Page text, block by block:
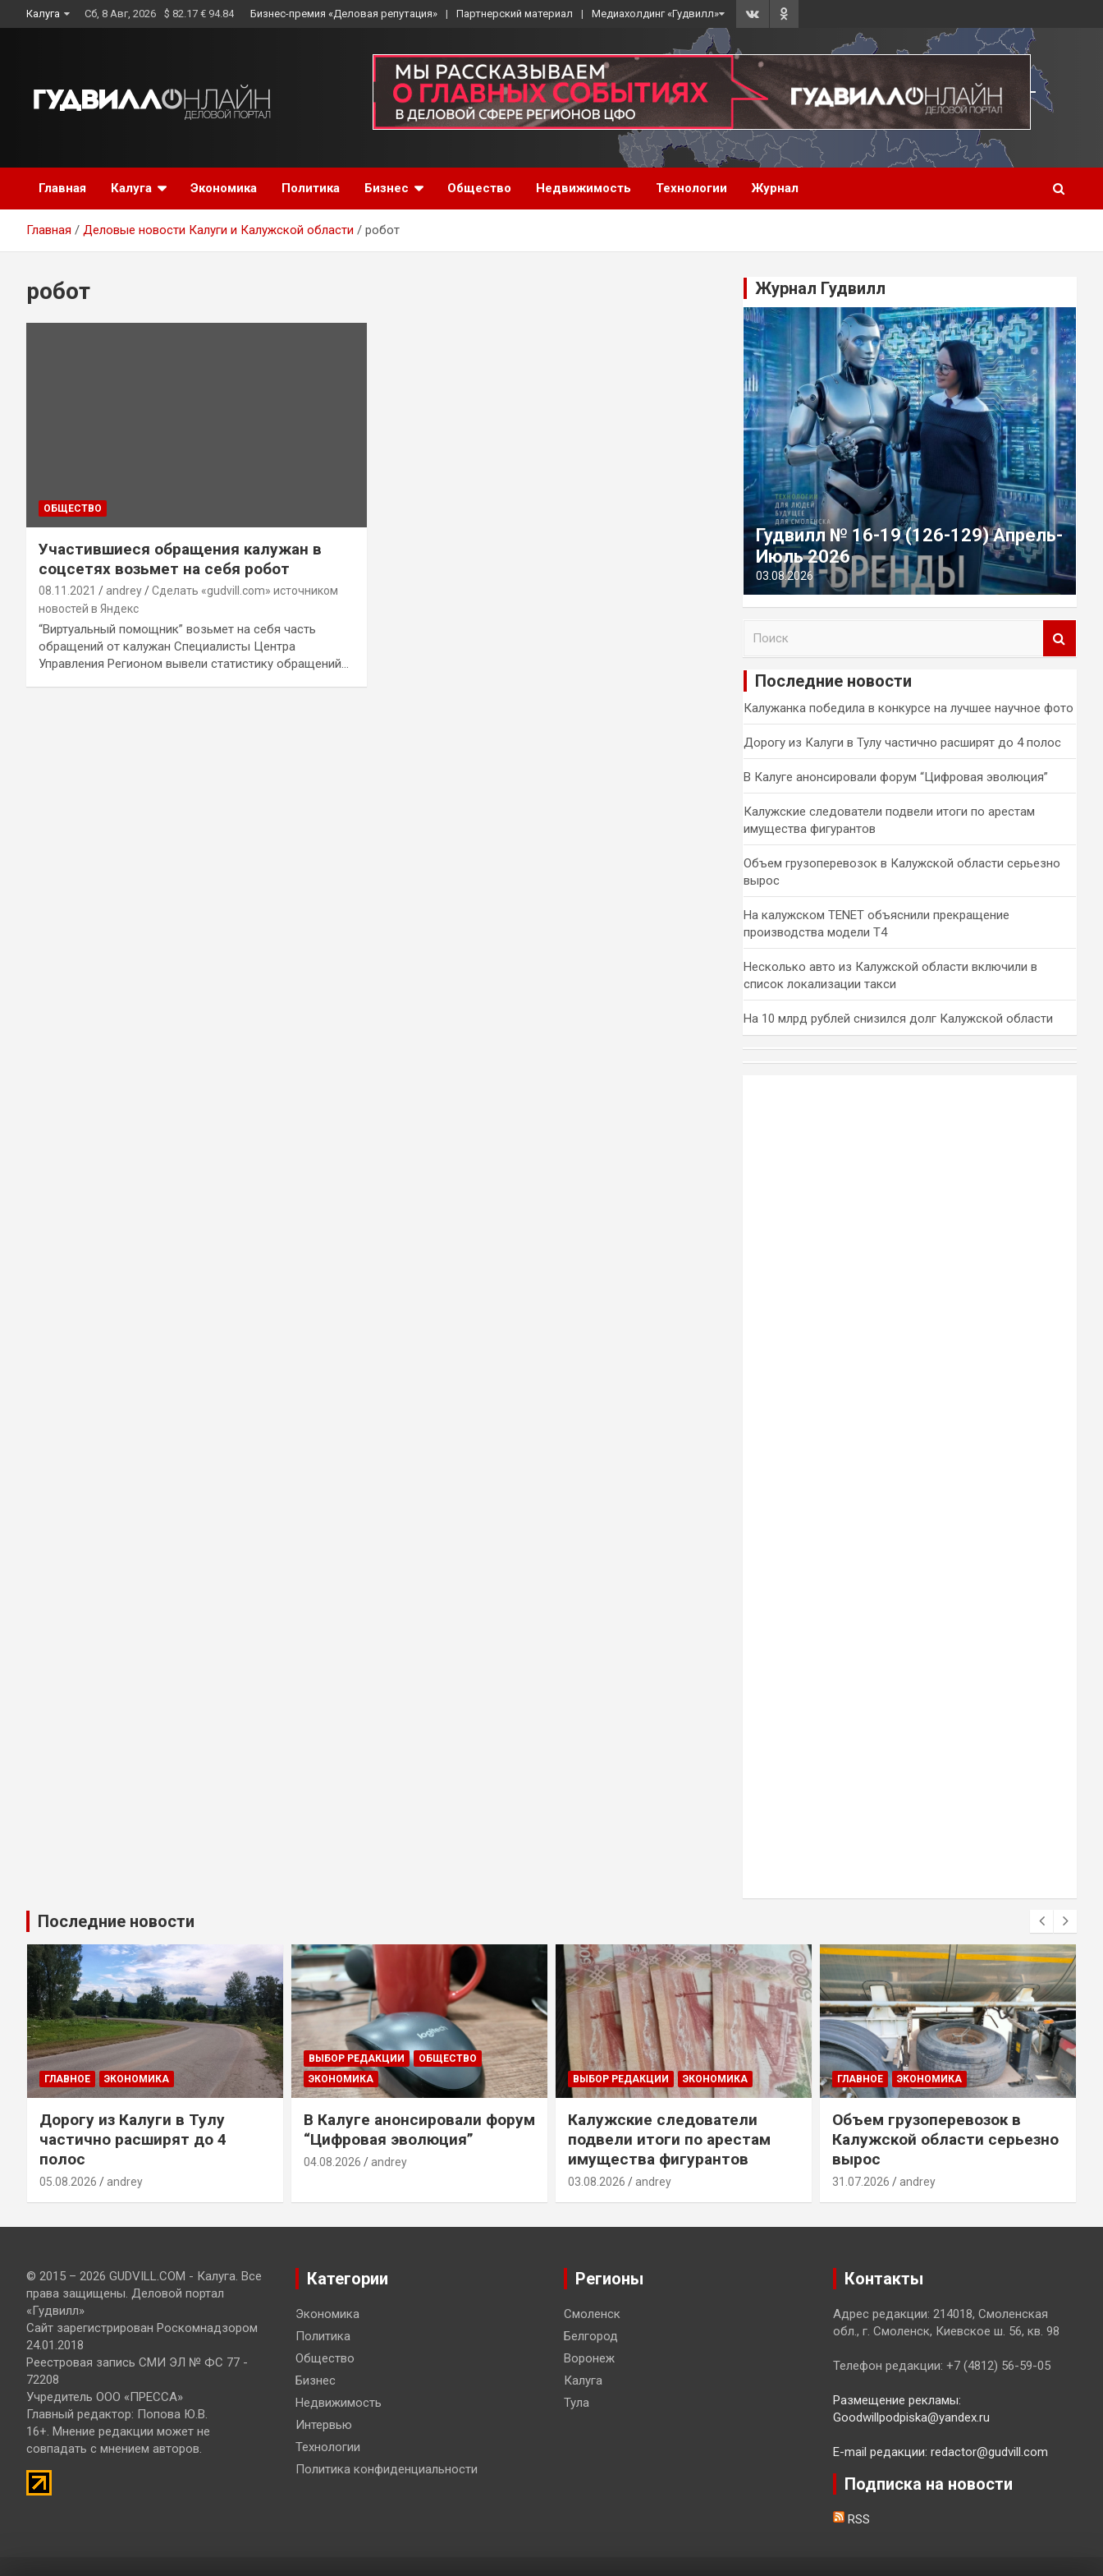
to
Калуга Сб, 8 Авг, 2026 $ 82.17 € 94.84 Бизнес-премия «Деловая репутация» Партнерский материал Медиахолдинг «Гудвилл»
Главная Калуга Экономика Политика Бизнес Общество Недвижимость Технологии Журнал
Главная Деловые новости Калуги и Калужской области робот
робот
ОБЩЕСТВО
Участившиеся обращения калужан в
соцсетях возьмет на себя робот
08.11.2021 andrey
Сделать «gudvill.com» источником
новостей в Яндекс
“Виртуальный помощник” возьмет на себя часть
обращений от калужан Специалисты Центра
Управления Регионом вывели статистику обращений…
Журнал Гудвилл
Гудвилл № 16-19 (126-129) Апрель-
Июль 2026
03.08.2026
и
Последние новости
Калужанка победила в конкурсе на лучшее научное фото
Дорогу из Калуги в Тулу частично расширят до 4 полос
В Калуге анонсировали форум “Цифровая эволюция”
Калужские следователи подвели итоги по арестам
имущества фигурантов
Объем грузоперевозок в Калужской области серьезно
вырос
На калужском TENET объяснили прекращение
производства модели T4
Несколько авто из Калужской области включили в
список локализации такси
На 10 млрд рублей снизился долг Калужской области
Последние новости
ГЛАВНОЕ ЭКОНОМИКА
Дорогу из Калуги в Тулу
частично расширят до 4
полос
05.08.2026 andrey
ВЫБОР РЕДАКЦИИ
ОБЩЕСТВО
ЭКОНОМИКА
В Калуге анонсировали форум
“Цифровая эволюция”
04.08.2026 andrey
ВЫБОР РЕДАКЦИИ ЭКОНОМИКА
Калужские следователи
подвели итоги по арестам
имущества фигурантов
03.08.2026 andrey
ГЛАВНОЕ ЭКОНОМИКА
Объем грузоперевозок в
Калужской области серьезно
вырос
31.07.2026 andrey
© 2015 – 2026 GUDVILL.COM - Калуга. Все
права защищены. Деловой портал
«Гудвилл»
Сайт зарегистрирован Роскомнадзором
24.01.2018
Реестровая запись СМИ ЭЛ № ФС 77 -
72208
Учредитель ООО «ПРЕССА»
Главный редактор: Попова Ю.В.
16+. Мнение редакции может не
совпадать с мнением авторов.
Категории
Экономика
Политика
Общество
Бизнес
Недвижимость
Интервью
Технологии
Политика конфиденциальности
Регионы
Смоленск
Белгород
Воронеж
Калуга
Тула
Контакты
Адрес редакции: 214018, Смоленская
обл., г. Смоленск, Киевское ш. 56, кв. 98
Телефон редакции: +7 (4812) 56-59-05
Размещение рекламы:
Goodwillpodpiska@yandex.ru
E-mail редакции: redactor@gudvill.com
Подписка на новости
RSS